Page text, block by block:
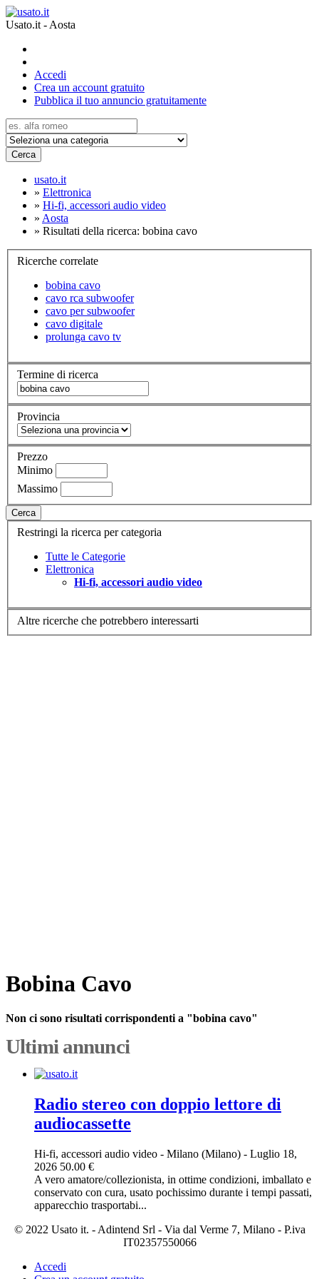
Usato.it - Aosta
Accedi
Crea un account gratuito
Pubblica il tuo annuncio gratuitamente
Cerca
usato.it
» Elettronica
» Hi-fi, accessori audio video
» Aosta
» Risultati della ricerca: bobina cavo
Ricerche correlate
bobina cavo
cavo rca subwoofer
cavo per subwoofer
cavo digitale
prolunga cavo tv
Termine di ricerca
Provincia
Prezzo
Minimo
Massimo
Cerca
Restringi la ricerca per categoria
Tutte le Categorie
Elettronica
Hi-fi, accessori audio video
Altre ricerche che potrebbero interessarti
Bobina Cavo
Non ci sono risultati corrispondenti a "bobina cavo"
Ultimi annunci
Radio stereo con doppio lettore di
audiocassette
Hi-fi, accessori audio video - Milano (Milano) - Luglio 18,
2026 50.00 €
A vero amatore/collezionista, in ottime condizioni, imballato e
conservato con cura, usato pochissimo durante i tempi passati,
apparecchio trasportabi...
© 2022 Usato it. - Adintend Srl - Via dal Verme 7, Milano - P.iva
IT02357550066
Accedi